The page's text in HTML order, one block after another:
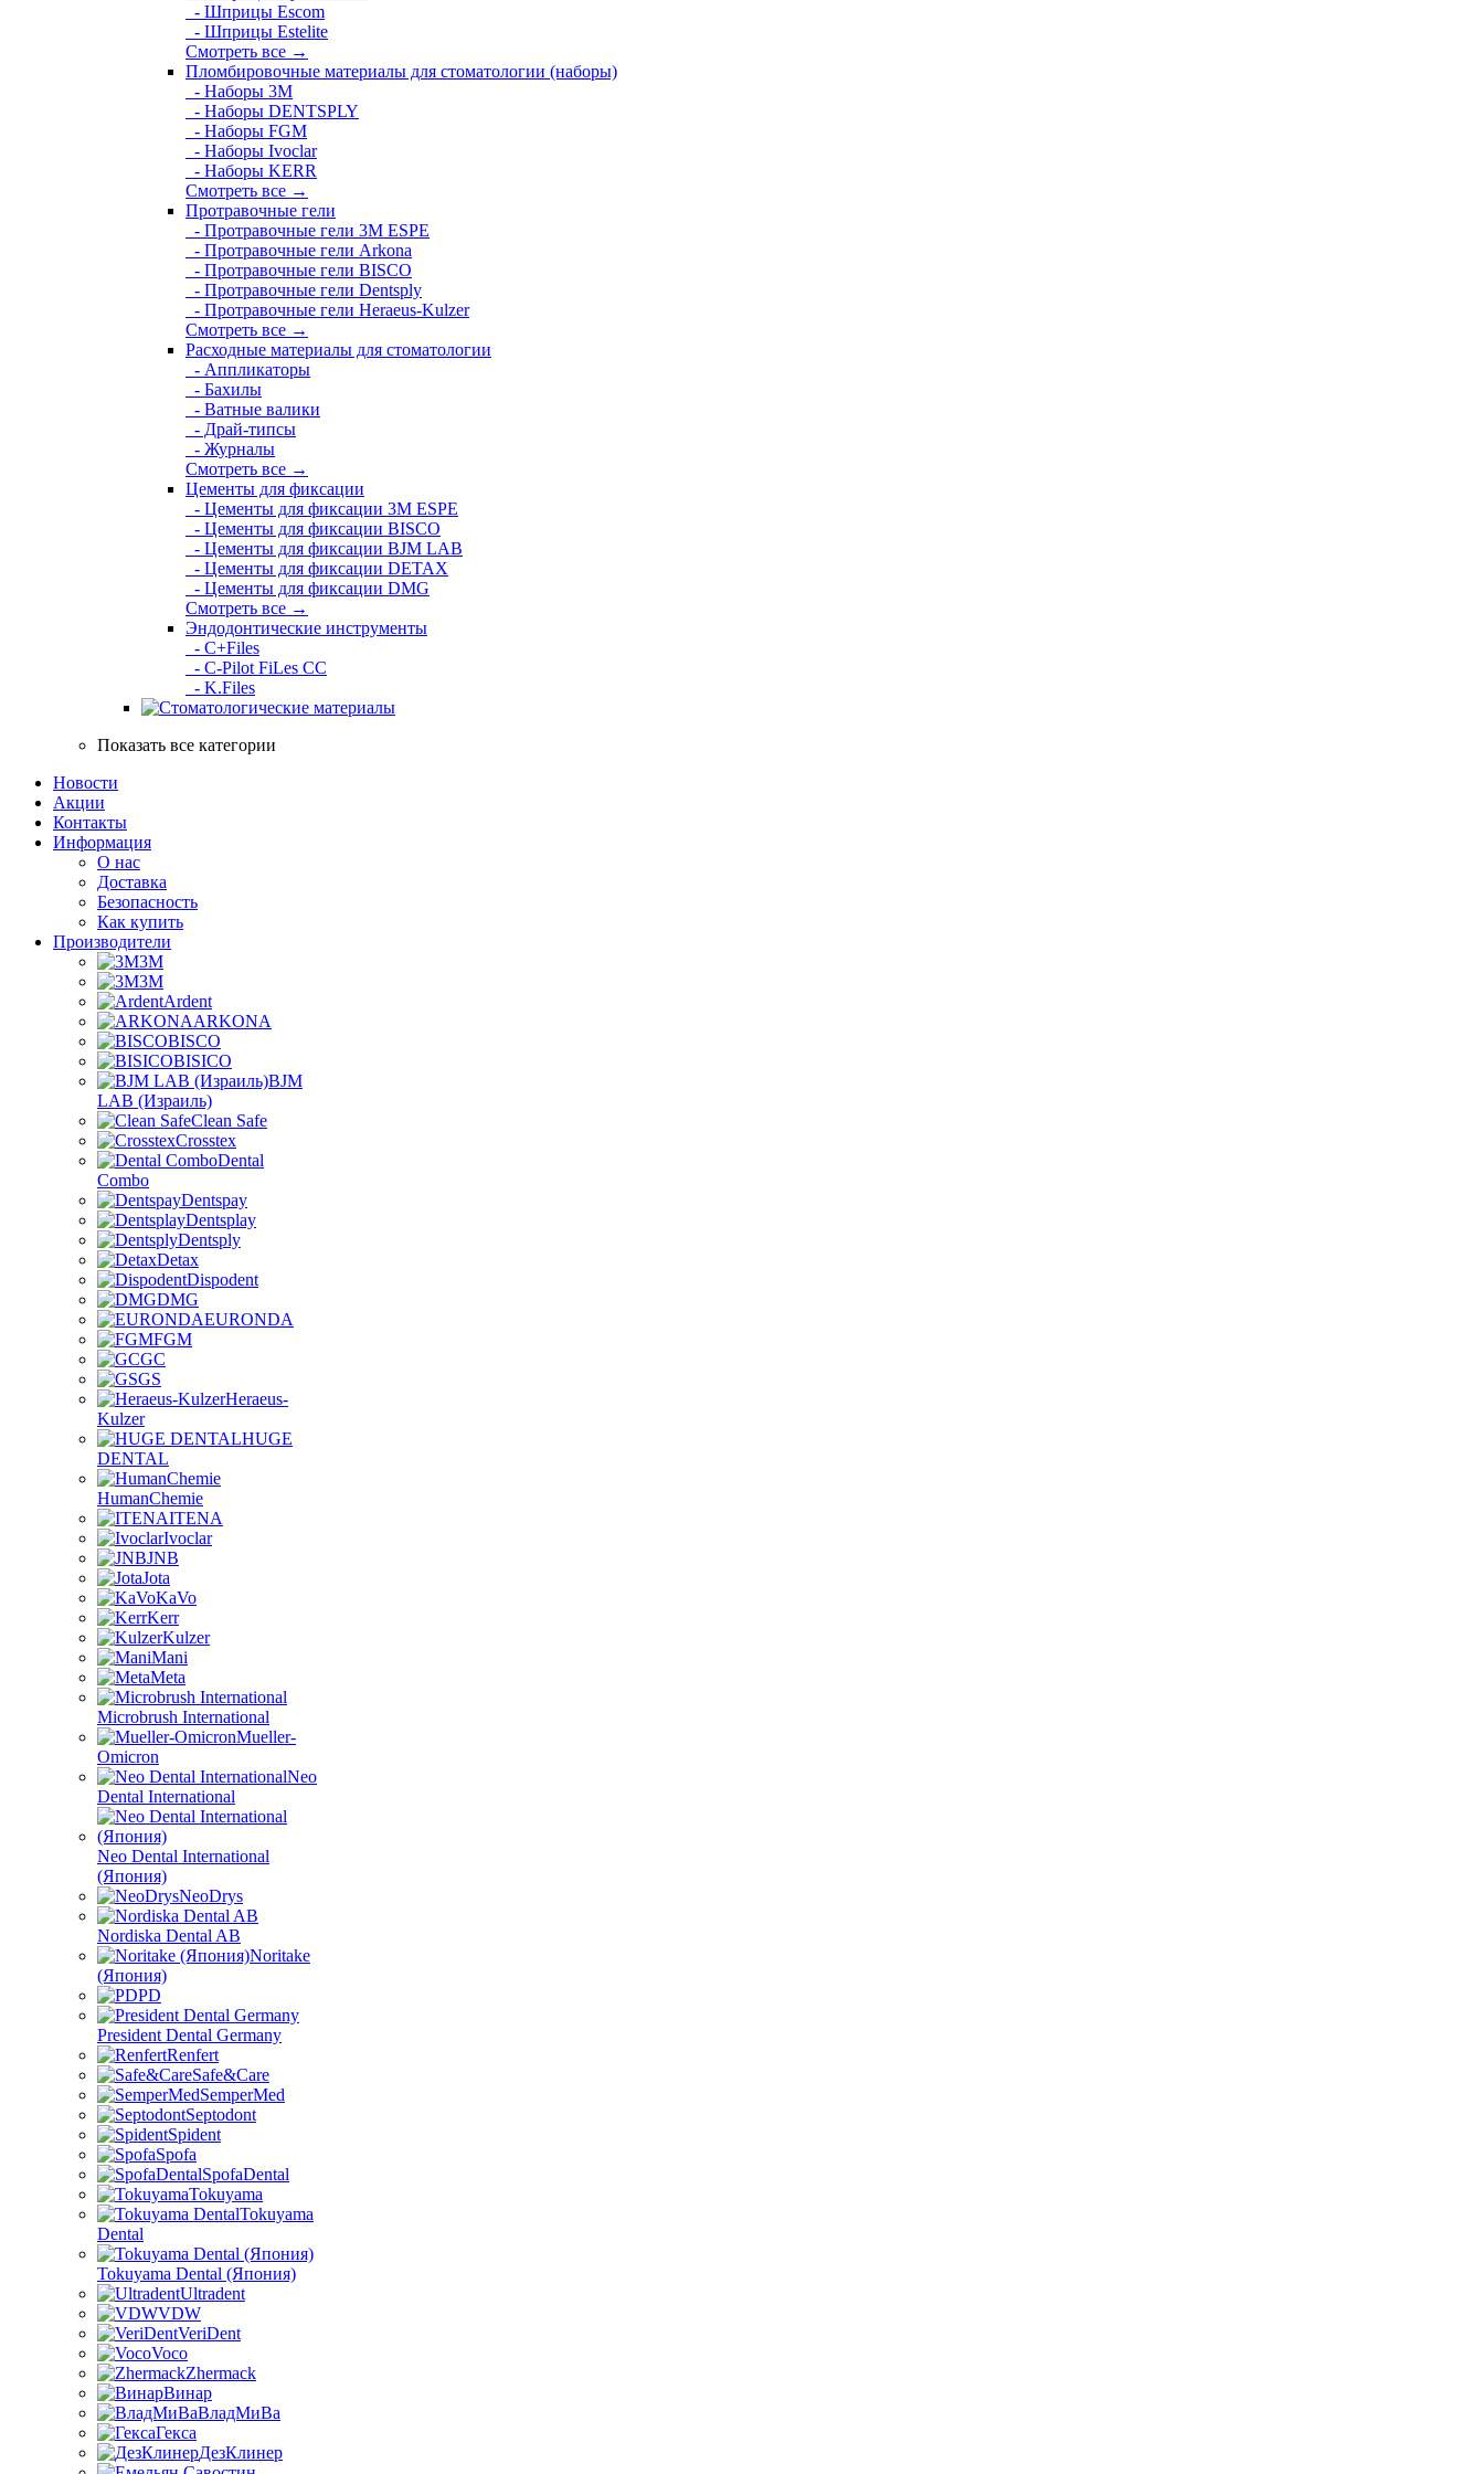
- Шприцы Escom
- Шприцы Estelite
Смотреть все →
Пломбировочные материалы для стоматологии (наборы)
- Наборы 3М
- Наборы DENTSPLY
- Наборы FGM
- Наборы Ivoclar
- Наборы KERR
Смотреть все →
Протравочные гели
- Протравочные гели 3М ESPE
- Протравочные гели Arkona
- Протравочные гели BISCO
- Протравочные гели Dentsply
- Протравочные гели Heraeus-Kulzer
Смотреть все →
Расходные материалы для стоматологии
- Аппликаторы
- Бахилы
- Ватные валики
- Драй-типсы
- Журналы
Смотреть все →
Цементы для фиксации
- Цементы для фиксации 3M ESPE
- Цементы для фиксации BISCO
- Цементы для фиксации BJM LAB
- Цементы для фиксации DETAX
- Цементы для фиксации DMG
Смотреть все →
Эндодонтические инструменты
- C+Files
- C-Pilot FiLes CC
- K.Files
Показать все категории
Новости
Акции
Контакты
Информация
О нас
Доставка
Безопасность
Как купить
Производители
3M
3М
Ardent
ARKONA
BISCO
BISICO
BJM
LAB (Израиль)
Clean Safe
Crosstex
Dental
Combo
Dentspay
Dentsplay
Dentsply
Detax
Dispodent
DMG
EURONDA
FGM
GC
GS
Heraeus-
Kulzer
HUGE
DENTAL
HumanChemie
ITENA
Ivoclar
JNB
Jota
KaVo
Kerr
Kulzer
Mani
Meta
Microbrush International
Mueller-
Omicron
Neo
Dental International
Neo Dental International
(Япония)
NeoDrys
Nordiska Dental AB
Noritake
(Япония)
PD
President Dental Germany
Renfert
Safe&Care
SemperMed
Septodont
Spident
Spofa
SpofaDental
Tokuyama
Tokuyama
Dental
Tokuyama Dental (Япония)
Ultradent
VDW
VeriDent
Voco
Zhermack
Винар
ВладМиВа
Гекса
ДезКлинер